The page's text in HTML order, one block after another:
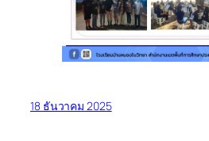
18 ธันวาคม 2025